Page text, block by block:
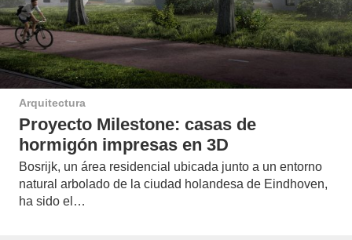
Arquitectura
Proyecto Milestone: casas de
hormigón impresas en 3D
Bosrijk, un área residencial ubicada junto a un entorno
natural arbolado de la ciudad holandesa de Eindhoven,
ha sido el…